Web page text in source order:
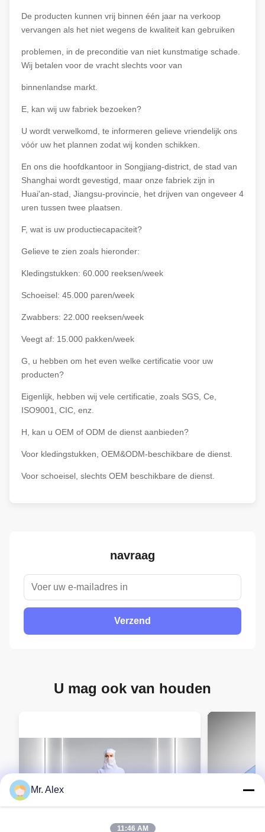
De producten kunnen vrij binnen één jaar na verkoop
vervangen als het niet wegens de kwaliteit kan gebruiken
problemen, in de preconditie van niet kunstmatige schade.
Wij betalen voor de vracht slechts voor van
binnenlandse markt.
E, kan wij uw fabriek bezoeken?
U wordt verwelkomd, te informeren gelieve vriendelijk ons
vóór uw het plannen zodat wij konden schikken.
En ons die hoofdkantoor in Songjiang-district, de stad van
Shanghai wordt gevestigd, maar onze fabriek zijn in
Huai'an-stad, Jiangsu-provincie, het drijven van ongeveer 4
uren tussen twee plaatsen.
F, wat is uw productiecapaciteit?
Gelieve te zien zoals hieronder:
Kledingstukken: 60.000 reeksen/week
Schoeisel: 45.000 paren/week
Zwabbers: 22.000 reeksen/week
Veegt af: 15.000 pakken/week
G, u hebben om het even welke certificatie voor uw
producten?
Eigenlijk, hebben wij vele certificatie, zoals SGS, Ce,
ISO9001, CIC, enz.
H, kan u OEM of ODM de dienst aanbieden?
Voor kledingstukken, OEM&ODM-beschikbare de dienst.
Voor schoeisel, slechts OEM beschikbare de dienst.
navraag
Verzend
U mag ook van houden
Mr. Alex
11:46 AM